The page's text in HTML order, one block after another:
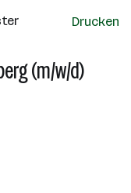
Drucken
(m/w/d)